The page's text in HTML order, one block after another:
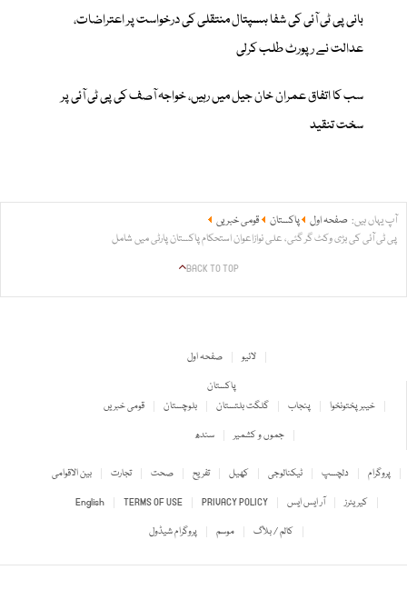
بانی پی ٹی آئی کی شفا ہسپتال منتقلی کی درخواست پر اعتراضات،
عدالت نے رپورٹ طلب کرلی
سب کا اتفاق عمران خان جیل میں رہیں، خواجہ آصف کی پی ٹی آئی پر
سخت تنقید
آپ یہاں ہیں: صفحہ اول پاکستان
قومی خبریں
پی ٹی آئی کی بڑی وکٹ گر گئی، علی نوازاعوان استحکام پاکستان پارٹی میں شامل
BACK TO TOP
صفحہ اول
لائیو
پاکستان
قومی خبریں
بلوچستان گلگت بلتستان پنجاب
خیبر پختونخوا
سندھ
جموں و کشمیر
بین الاقوامی تجارت صحت تفریح کھیل ٹیکنالوجی دلچسپ
پروگرام
English
TERMS OF USE PRIVACY POLICY آر ایس ایس
کیریئرز
پروگرام شیڈول
موسم کالم / بلاگ